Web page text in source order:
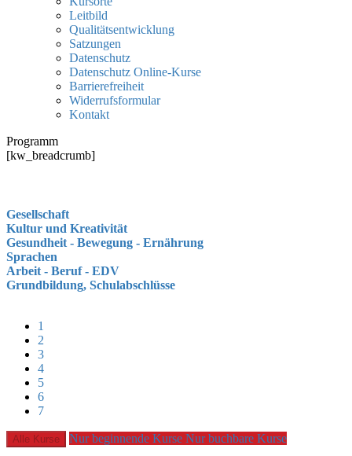
Leitbild
Qualitätsentwicklung
Satzungen
Datenschutz
Datenschutz Online-Kurse
Barrierefreiheit
Widerrufsformular
Kontakt
Programm
[kw_breadcrumb]
Gesellschaft
Kultur und Kreativität
Gesundheit - Bewegung - Ernährung
Sprachen
Arbeit - Beruf - EDV
Grundbildung, Schulabschlüsse
1
2
3
4
5
6
7
Alle Kurse Nur beginnende Kurse Nur buchbare Kurse